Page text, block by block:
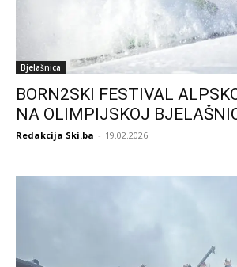
Bjelašnica
BORN2SKI FESTIVAL
NA OLIMPIJSKOJ
Redakcija Ski.ba - 19.02.2026